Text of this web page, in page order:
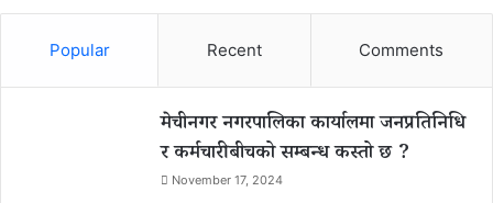
Popular Recent Comments
मेचीनगर नगरपालिका कार्यालमा जनप्रतिनिधि
र कर्मचारीबीचको सम्बन्ध कस्तो छ ?
November 17, 2024